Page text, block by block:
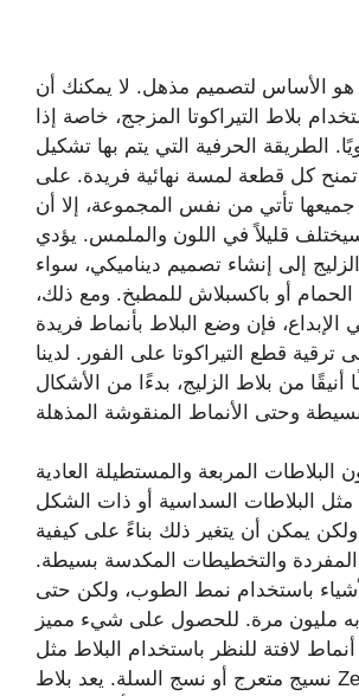
هو الأساس لتصميم مذهل. لا يمكنك أن
بلاط التيراكوتا المزجج، خاصة إذا
الطريقة الحرفية التي يتم بها تشكيل
تمنح كل قطعة لمسة نهائية فريدة. على
تأتي من نفس المجموعة، إلا أن
سيختلف قليلاً في اللون والملمس. يؤدي
إلى إنشاء تصميم ديناميكي، سواء
أو باكسبلاش للمطبخ. ومع ذلك،
الإبداع، فإن وضع البلاط بأنماط فريدة
قطع التيراكوتا على الفور. لدينا
أنيقًا من بلاط الزليج، بدءًا من الأشكال
البلاطات المربعة والمستطيلة العادية
مثل البلاطات السداسية أو ذات الشكل
ولكن يمكن أن يتغير ذلك بناءً على كيفية
والتخطيطات المكدسة بسيطة.
باستخدام نمط الطوب، ولكن حتى
به مليون مرة. للحصول على شيء مميز
لافتة للنظر باستخدام البلاط مثل
نسيج متعرج أو نسج السلة. يعد بلاط Zellige عنصرًا